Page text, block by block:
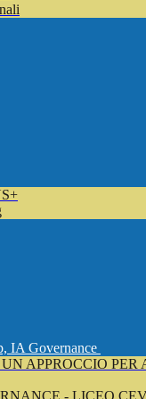
IA Governance
APPROCCIO